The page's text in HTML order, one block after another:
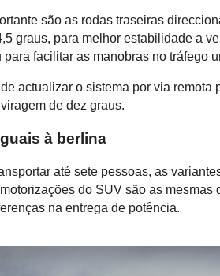
são as rodas traseiras
graus, para melhor estabilidade a
para facilitar as manobras no tráfego
actualizar o sistema por via remota
de dez graus.
à berlina
até sete pessoas, as
do SUV são as mesmas
na entrega de potência.